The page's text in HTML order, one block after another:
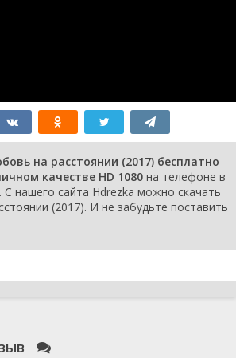
на расстоянии (2017) бесплатно
качестве HD 1080 на телефоне в
нашего сайта Hdrezka можно скачать
(2017). И не забудьте поставить